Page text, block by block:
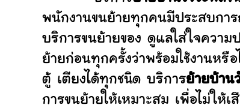
พนักงานขนย้ายทุกคนมีประสบการ
บริการขนย้ายของ ดูแลใส่ใจควา
ย้ายก่อนทุกครั้งว่าพร้อมใช้งานหรื
ตู้ เตียงได้ทุกชนิด บริการย้ายบ้าน
การขนย้ายให้เหมาะสม เพื่อไม่ให้